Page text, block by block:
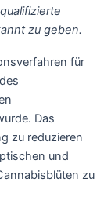
zu geben.
für
Das
zu reduzieren
und
zu